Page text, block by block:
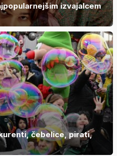
izvajalcem
čebelice, pirati,